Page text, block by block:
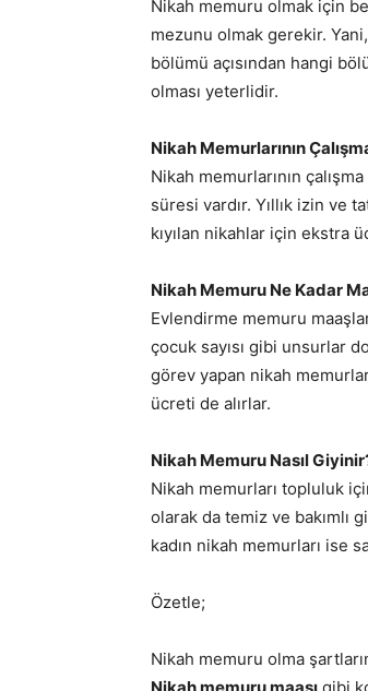
Nikah memuru olmak için
mezunu olmak gerekir.
bölümü açısından hangi
olması yeterlidir.
Nikah Memurlarının
Nikah memurlarının
süresi vardır. Yıllık izin ve
kıyılan nikahlar için ekstra
Nikah Memuru Ne Kadar
Evlendirme memuru
çocuk sayısı gibi unsurlar
görev yapan nikah
ücreti de alırlar.
Nikah Memuru Nasıl
Nikah memurları topluluk
olarak da temiz ve bakımlı
kadın nikah memurları ise
Özetle;
Nikah memuru olma